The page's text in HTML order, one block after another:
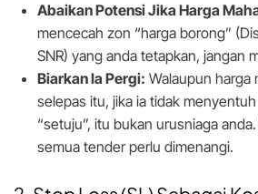
Abaikan Potensi Jika Harga
mencecah zon “harga borong”
SNR) yang anda tetapkan, jangan
Biarkan Ia Pergi: Walaupun harga
selepas itu, jika ia tidak
“setuju”, itu bukan urusniaga
semua tender perlu dimenangi.